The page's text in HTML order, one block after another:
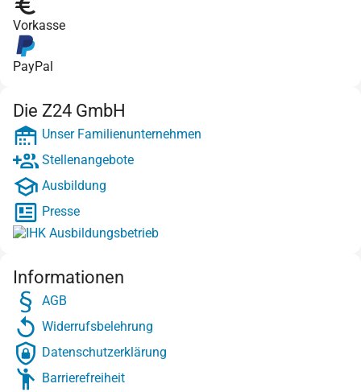
Vorkasse
PayPal
Die Z24 GmbH
Unser Familienunternehmen
Stellenangebote
Ausbildung
Presse
Informationen
AGB
Widerrufsbelehrung
Datenschutzerklärung
Barrierefreiheit